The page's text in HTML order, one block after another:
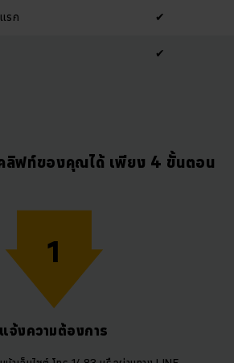
รก ✔
✔
ลิฟท์ของคุณได้ เพียง 4 ขั้นตอน
1
แจ้งความต้องการ